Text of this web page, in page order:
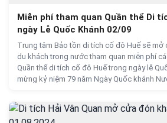
Miễn phí tham quan Quần thể Di
ngày Lễ Quốc Khánh 02/09
Trung tâm Bảo tồn di tích cố đô Huế sẽ mở
du khách trong nước tham quan miễn phí
Quần thể di tích cố đô Huế trong ngày lễ
mừng kỷ niệm 79 năm Ngày Quốc khánh